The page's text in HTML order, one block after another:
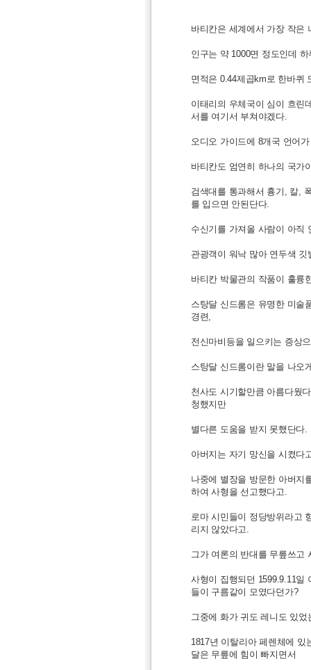
바티칸은 세계에서 가장 작은
인구는 약 1000면 정도인데
면적은 0.44제곱km로 한바퀴
이태리의 우체국이 심이 흐린
서를 여기서 부쳐야겠다.
오디오 가이드에 8개국 언어
바티칸도 엄연히 하나의 국가
검색대를 통과해서 흉기, 칼,
를 입으면 안된단다.
수신기를 가져올 사람이 아직
관광객이 워낙 많아 연두색 깃
바티칸 박물관의 작품이 훌륭
스탕달 신드롬은 유명한 미술
경련,
전신마비등을 일으키는 증상
스탕달 신드롬이란 말을 나오
천사도 시기할만큼 아름다웠
청했지만
별다른 도움을 받지 못했단다.
아버지는 자기 망신을 시켰다
나중에 별장을 방문한 아버지
하여 사형을 선고했다고.
로마 시민들이 정당방위라고
리지 않았다고.
그가 여론의 반대를 무릎쓰고
사형이 집행되던 1599.9.11일
들이 구름같이 모였다던가?
그중에 화가 귀도 레니도 있
1817년 이탈리아 페렌체에
달은 무릎에 힘이 빠지면서